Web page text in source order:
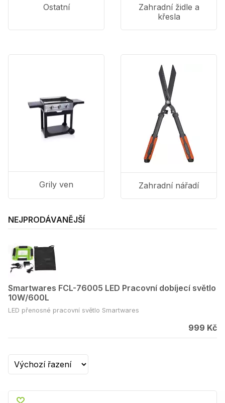
Ostatní
Zahradní židle a
křesla
Grily ven Zahradní nářadí
NEJPRODÁVANĚJŠÍ
Smartwares FCL-76005 LED Pracovní dobíjecí světlo
10W/600L
LED přenosné pracovní světlo Smartwares
999 Kč